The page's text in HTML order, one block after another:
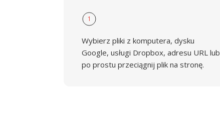
1
Wybierz pliki z komputera, dysku
Google, usługi Dropbox, adresu URL lub
po prostu przeciągnij plik na stronę.